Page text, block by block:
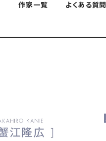
作家一覧 よくある質問